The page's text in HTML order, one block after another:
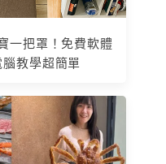
一把罩！免費軟體
教學超簡單